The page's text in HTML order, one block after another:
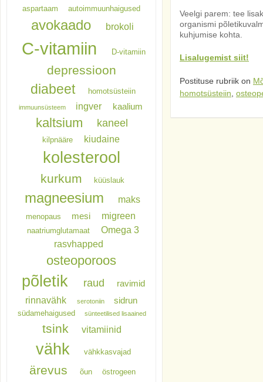
Veelgi parem: tee
organismi
kuhjumise kohta.
Lisalugemist siit!
Postituse rubriik on
homotsüsteiin
aspartaam autoimmuunhaigused
avokaado brokoli
C-vitamiin D-vitamiin
depressioon
diabeet homotsüsteiin
immuunsüsteem ingver kaalium
kaltsium kaneel
kilpnääre kiudaine
kolesterool
kurkum küüslauk
magneesium maks
menopaus mesi migreen
naatriumglutamaat
Omega 3
rasvhapped
osteoporoos
põletik raud ravimid
rinnavähk serotoniin sidrun
südamehaigused sünteetilised lisaained
tsink vitamiinid
vähk vähkkasvajad
ärevus õun östrogeen